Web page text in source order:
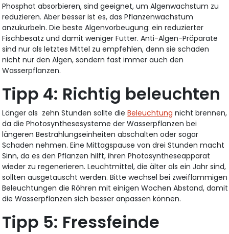
Phosphat absorbieren, sind geeignet, um Algenwachstum zu
reduzieren. Aber besser ist es, das Pflanzenwachstum
anzukurbeln. Die beste Algenvorbeugung: ein reduzierter
Fischbesatz und damit weniger Futter. Anti-Algen-Präparate
sind nur als letztes Mittel zu empfehlen, denn sie schaden
nicht nur den Algen, sondern fast immer auch den
Wasserpflanzen.
Tipp 4: Richtig beleuchten
Länger als zehn Stunden sollte dieBeleuchtung nicht brennen,
da die Photosynthesesysteme der Wasserpflanzen bei
längeren Bestrahlungseinheiten abschalten oder sogar
Schaden nehmen. Eine Mittagspause von drei Stunden macht
Sinn, da es den Pflanzen hilft, ihren Photosyntheseapparat
wieder zu regenerieren. Leuchtmittel, die älter als ein Jahr sind,
sollten ausgetauscht werden. Bitte wechsel bei zweiflammigen
Beleuchtungen die Röhren mit einigen Wochen Abstand, damit
die Wasserpflanzen sich besser anpassen können.
Tipp 5: Fressfeinde